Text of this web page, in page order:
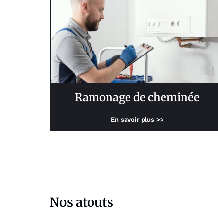
Ramonage de cheminée
En savoir plus >>
Nos atouts